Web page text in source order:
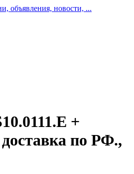
объявления, новости, ...
+
по РФ.,